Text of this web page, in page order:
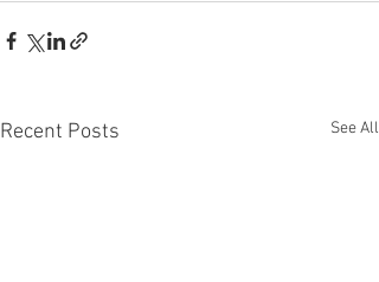
Recent Posts See All